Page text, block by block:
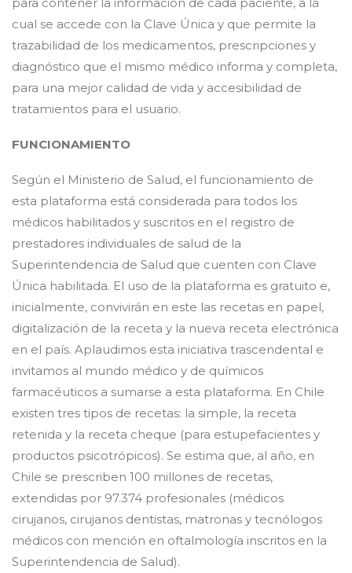
cual se accede con la Clave Única y que permite la
trazabilidad de los medicamentos, prescripciones y
diagnóstico que el mismo médico informa y completa,
para una mejor calidad de vida y accesibilidad de
tratamientos para el usuario.
FUNCIONAMIENTO
Según el Ministerio de Salud, el funcionamiento de
esta plataforma está considerada para todos los
médicos habilitados y suscritos en el registro de
prestadores individuales de salud de la
Superintendencia de Salud que cuenten con Clave
Única habilitada. El uso de la plataforma es gratuito e,
inicialmente, convivirán en este las recetas en papel,
digitalización de la receta y la nueva receta electrónica
en el país. Aplaudimos esta iniciativa trascendental e
invitamos al mundo médico y de químicos
farmacéuticos a sumarse a esta plataforma. En Chile
existen tres tipos de recetas: la simple, la receta
retenida y la receta cheque (para estupefacientes y
productos psicotrópicos). Se estima que, al año, en
Chile se prescriben 100 millones de recetas,
extendidas por 97.374 profesionales (médicos
cirujanos, cirujanos dentistas, matronas y tecnólogos
médicos con mención en oftalmología inscritos en la
Superintendencia de Salud).